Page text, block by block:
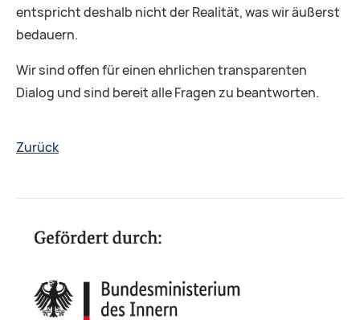
entspricht deshalb nicht der Realität, was wir äußerst
bedauern.
Wir sind offen für einen ehrlichen transparenten
Dialog und sind bereit alle Fragen zu beantworten.
Zurück